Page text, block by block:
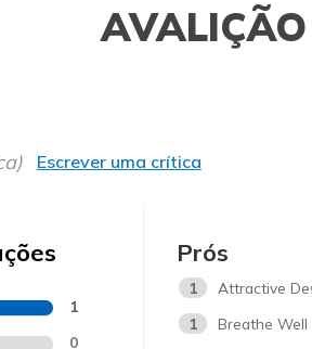
Escrever uma crítica
1
0
Prós
1
Attractive
1
Breathe Well